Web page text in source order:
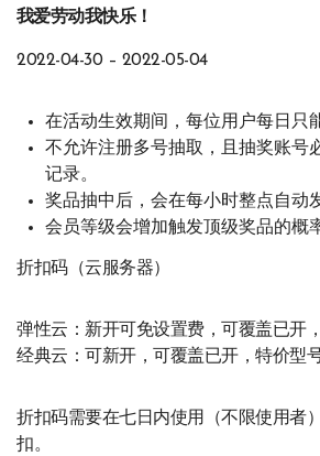
我爱劳动我快乐！
2022-04-30 – 2022-05-04
在活动生效期间，每位用户每日只
不允许注册多号抽取，且抽奖账号
记录。
奖品抽中后，会在每小时整点自动
会员等级会增加触发顶级奖品的概
折扣码（云服务器）
弹性云：新开可免设置费，可覆盖已开
经典云：可新开，可覆盖已开，特价型
折扣码需要在七日内使用（不限使用者
扣。